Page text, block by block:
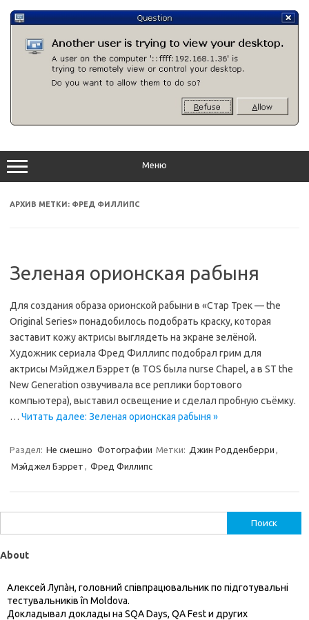
содержимому
Меню
АРХИВ МЕТКИ: ФРЕД ФИЛЛИПС
Зеленая орионская рабыня
Для создания образа орионской рабыни в «Стар Трек — the
Original Series» понадобилось подобрать краску, которая
заставит кожу актрисы выглядеть на экране зелёной.
Художник сериала Фред Филлипс подобрал грим для
актрисы Мэйджел Бэррет (в TOS была nurse Chapel, а в ST the
New Generation озвучивала все реплики бортового
компьютера), выставил освещение и сделал пробную съёмку.
… Читать далее: Зеленая орионская рабыня »
Раздел: Не смешно Фотографии Метки: Джин Родденберри ,
Мэйджел Бэррет , Фред Филлипс
About
Алексей Лупàн, головний спiвпрацювальник по підготувальні
тестувальників în Moldova.
Докладывал доклады на SQA Days, QA Fest и других